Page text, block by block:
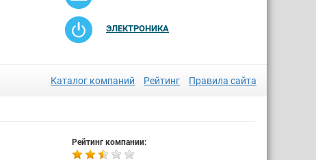
ЭЛЕКТРОНИКА
Каталог компаний Рейтинг Правила сайта
Рейтинг компании: